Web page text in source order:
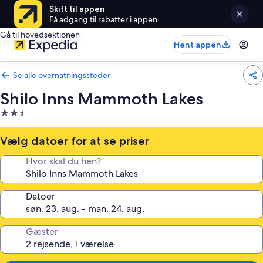
Skift til appen
Få adgang til rabatter i appen
Gå til hovedsektionen
Hent appen
Se alle overnatningssteder
Shilo Inns Mammoth Lakes
2.5-
stjernet
overnatningssted
Vælg datoer for at se priser
Hvor skal du hen?
Datoer
Gæster